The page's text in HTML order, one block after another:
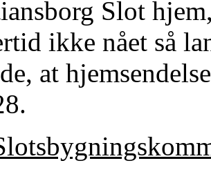
Slot
ikke nået så
at